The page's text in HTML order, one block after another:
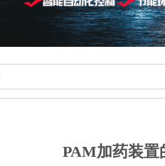
PAM加药装置